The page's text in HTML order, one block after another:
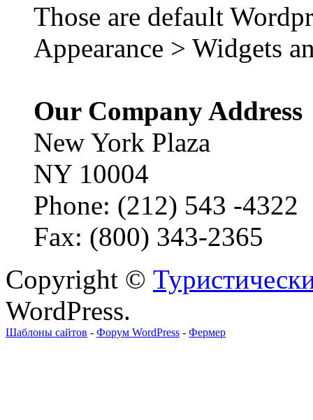
Those are default
Appearance > Widgets
Our Company Address
New York Plaza
NY 10004
Phone: (212) 543 -4322
Fax: (800) 343-2365
Copyright ©
WordPress.
Шаблоны сайтов - Форум WordPress - Фермер